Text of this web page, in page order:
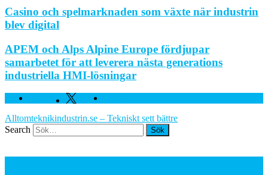
Casino och spelmarknaden som växte när industrin
blev digital
APEM och Alps Alpine Europe fördjupar
samarbetet för att leverera nästa generations
industriella HMI-lösningar
Facebook Twitter
Alltomteknikindustrin.se – Tekniskt sett bättre
Search